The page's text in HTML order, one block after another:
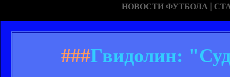
НОВОСТИ ФУТБОЛА |
###Гвидолин: